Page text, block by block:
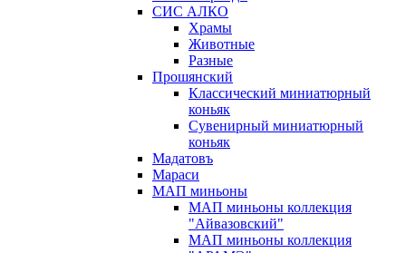
СИС АЛКО
Храмы
Животные
Разные
Прошянский
Классический миниатюрный
коньяк
Сувенирный миниатюрный
коньяк
Мадатовъ
Мараси
МАП миньоны
МАП миньоны коллекция
"Айвазовский"
МАП миньоны коллекция